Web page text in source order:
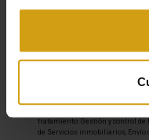
de correo y por la
tratamiento: Gestión y control de
de Servicios inmobiliarios, Envío